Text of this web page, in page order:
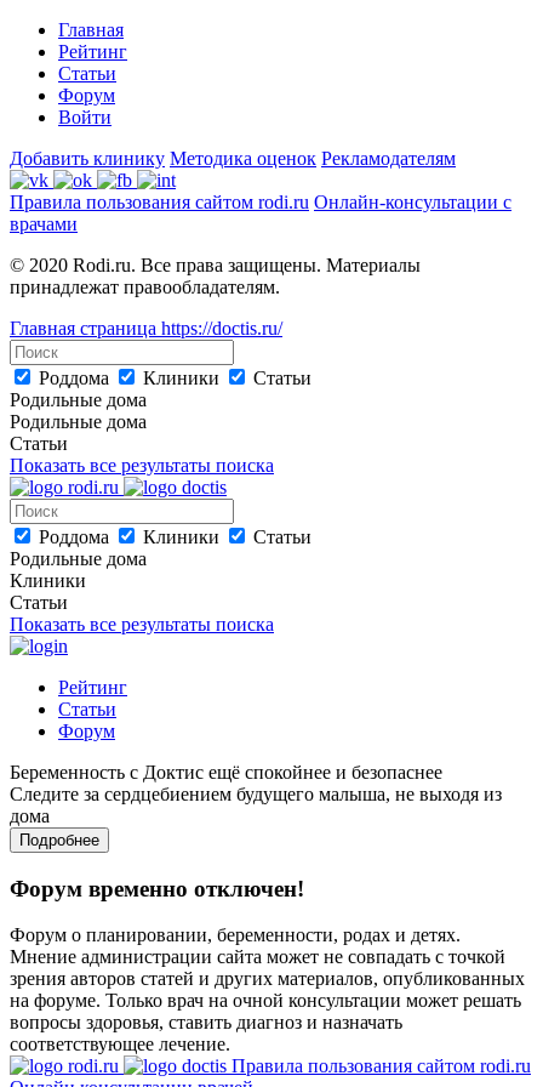
Главная
Рейтинг
Статьи
Форум
Войти
Добавить клинику Методика оценок Рекламодателям
Правила пользования сайтом rodi.ru Онлайн-консультации с
врачами
© 2020 Rodi.ru. Все права защищены. Материалы
принадлежат правообладателям.
Главная страница https://doctis.ru/
Роддома Клиники
Статьи
Родильные дома
Родильные дома
Статьи
Показать все результаты поиска
Роддома Клиники
Статьи
Родильные дома
Клиники
Статьи
Показать все результаты поиска
Рейтинг
Статьи
Форум
Беременность с Доктис ещё спокойнее и безопаснее
Следите за сердцебиением будущего малыша, не выходя из
дома
Подробнее
Форум временно отключен!
Форум о планировании, беременности, родах и детях.
Мнение администрации сайта может не совпадать с точкой
зрения авторов статей и других материалов, опубликованных
на форуме. Только врач на очной консультации может решать
вопросы здоровья, ставить диагноз и назначать
соответствующее лечение.
Правила пользования сайтом rodi.ru